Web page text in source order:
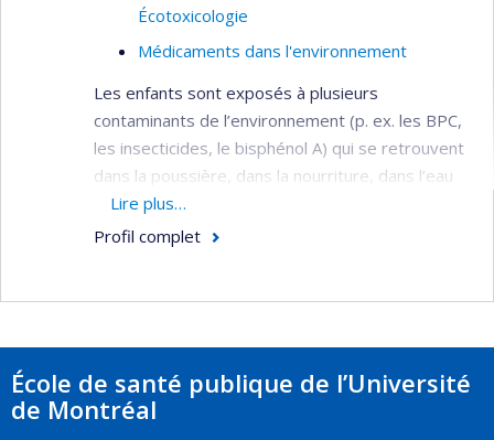
Écotoxicologie
Médicaments dans l'environnement
Les enfants sont exposés à plusieurs
contaminants de l’environnement (p. ex. les BPC,
les insecticides, le bisphénol A) qui se retrouvent
dans la poussière, dans la nourriture, dans l’eau
et même dans le lait maternel. Certains de ces
contaminants sont susceptibles de perturber le
différents contaminants, d’identifier leurs effets
et de déterminer les façons dont les enfants sont
Lire plus…
Profil complet
École de santé publique de l’Université
de Montréal